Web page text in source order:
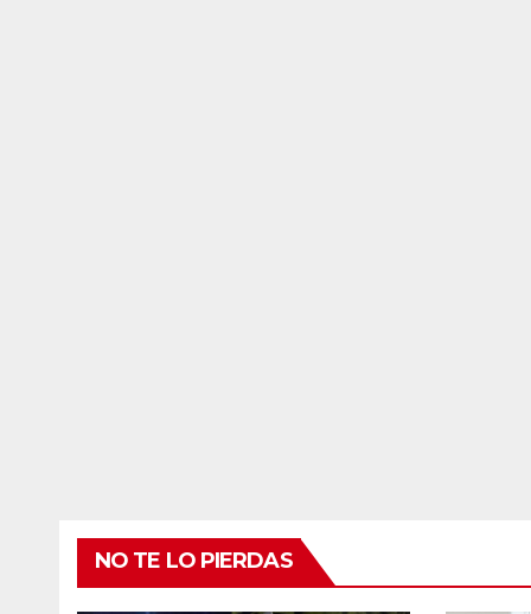
NO TE LO PIERDAS